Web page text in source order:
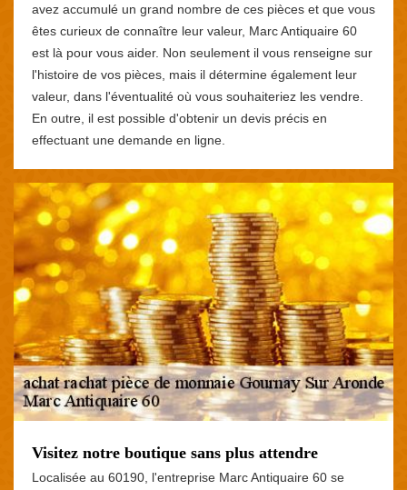
avez accumulé un grand nombre de ces pièces et que vous
êtes curieux de connaître leur valeur, Marc Antiquaire 60
est là pour vous aider. Non seulement il vous renseigne sur
l'histoire de vos pièces, mais il détermine également leur
valeur, dans l'éventualité où vous souhaiteriez les vendre.
En outre, il est possible d'obtenir un devis précis en
effectuant une demande en ligne.
Visitez notre boutique sans plus attendre
Localisée au 60190, l'entreprise Marc Antiquaire 60 se